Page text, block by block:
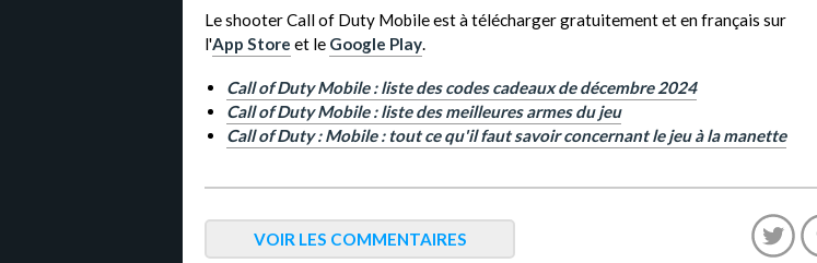
Le shooter Call of Duty Mobile est à télécharger gratuitement et en français sur
l'App Store et le Google Play.
Call of Duty Mobile : liste des codes cadeaux de décembre 2024
Call of Duty Mobile : liste des meilleures armes du jeu
Call of Duty : Mobile : tout ce qu'il faut savoir concernant le jeu à la manette
VOIR LES COMMENTAIRES